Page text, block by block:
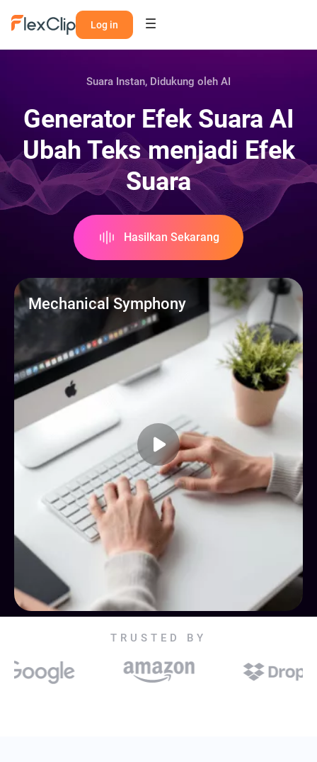
Log in
Suara Instan, Didukung oleh AI
Generator Efek Suara AI
Ubah Teks menjadi Efek
Suara
Hasilkan Sekarang
Mechanical Symphony
Gunakan Prompt
TRUSTED BY